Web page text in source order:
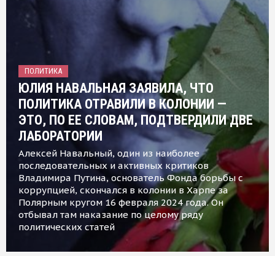
ПОЛИТИКА
ЮЛИЯ НАВАЛЬНАЯ ЗАЯВИЛА, ЧТО
ПОЛИТИКА ОТРАВИЛИ В КОЛОНИИ —
ЭТО, ПО ЕЕ СЛОВАМ, ПОДТВЕРДИЛИ ДВЕ
ЛАБОРАТОРИИ
Алексей Навальный, один из наиболее
последовательных и активных критиков
Владимира Путина, основатель Фонда борьбы с
коррупцией, скончался в колонии в Харпе за
Полярным кругом 16 февраля 2024 года. Он
отбывал там наказание по целому ряду
политических статей